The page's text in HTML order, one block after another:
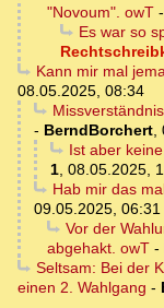
"Novoum". owT -
Es war so
Kann mir mal
08.05.2025, 08:34
- BerndBorchert,
Ist aber
1, 08.05.2025,
Hab mir das
09.05.2025, 06:31
Vor der
abgehakt. owT -
Seltsam: Bei der
einen 2. Wahlgang -